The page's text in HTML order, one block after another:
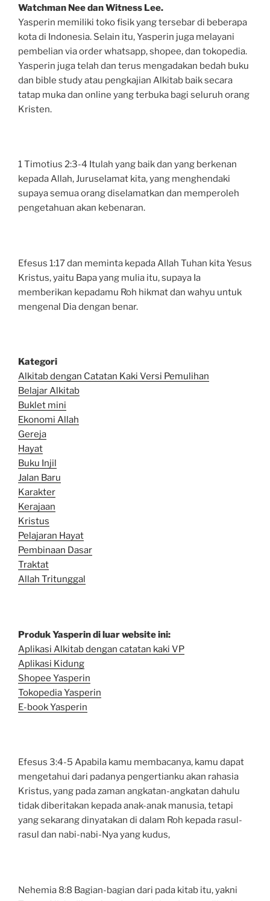
Watchman Nee dan Witness Lee.
Yasperin memiliki toko fisik yang tersebar di beberapa
kota di Indonesia. Selain itu, Yasperin juga melayani
pembelian via order whatsapp, shopee, dan tokopedia.
Yasperin juga telah dan terus mengadakan bedah buku
dan bible study atau pengkajian Alkitab baik secara
tatap muka dan online yang terbuka bagi seluruh orang
Kristen.
1 Timotius 2:3-4 Itulah yang baik dan yang berkenan
kepada Allah, Juruselamat kita, yang menghendaki
supaya semua orang diselamatkan dan memperoleh
pengetahuan akan kebenaran.
Efesus 1:17 dan meminta kepada Allah Tuhan kita Yesus
Kristus, yaitu Bapa yang mulia itu, supaya Ia
memberikan kepadamu Roh hikmat dan wahyu untuk
mengenal Dia dengan benar.
Kategori
Alkitab dengan Catatan Kaki Versi Pemulihan
Belajar Alkitab
Buklet mini
Ekonomi Allah
Gereja
Hayat
Buku Injil
Jalan Baru
Karakter
Kerajaan
Kristus
Pelajaran Hayat
Pembinaan Dasar
Traktat
Allah Tritunggal
Produk Yasperin di luar website ini:
Aplikasi Alkitab dengan catatan kaki VP
Aplikasi Kidung
Shopee Yasperin
Tokopedia Yasperin
E-book Yasperin
Efesus 3:4-5 Apabila kamu membacanya, kamu dapat
mengetahui dari padanya pengertianku akan rahasia
Kristus, yang pada zaman angkatan-angkatan dahulu
tidak diberitakan kepada anak-anak manusia, tetapi
yang sekarang dinyatakan di dalam Roh kepada rasul-
rasul dan nabi-nabi-Nya yang kudus,
Nehemia 8:8 Bagian-bagian dari pada kitab itu, yakni